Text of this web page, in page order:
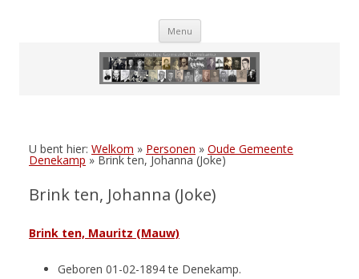
Menu Skip
U bent hier: Welkom » Personen » Oude Gemeente
Denekamp »Brink ten, Johanna (Joke)
Brink ten, Johanna (Joke)
Brink ten, Mauritz (Mauw)
Geboren 01-02-1894 te Denekamp.